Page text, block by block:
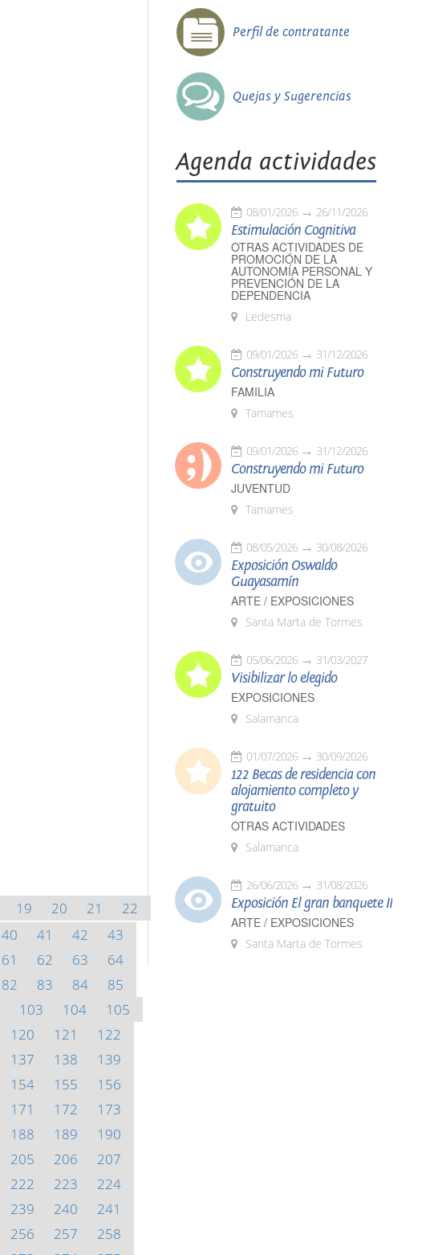
19 20 21
22
40 41 42
43
61 62 63
64
82 83 84
85
103 104
105
120 121
122
137 138
139
154 155
156
171 172
173
188 189
190
205 206
207
222 223
224
239 240
241
256 257
258
Perfil de contratante
Quejas y Sugerencias
Agenda actividades
08/01/2026 26/11/2026
Estimulación Cognitiva
OTRAS ACTIVIDADES DE
PROMOCIÓN DE LA
AUTONOMÍA PERSONAL Y
PREVENCIÓN DE LA
DEPENDENCIA
Ledesma
09/01/2026 31/12/2026
Construyendo mi Futuro
FAMILIA
Tamames
09/01/2026 31/12/2026
Construyendo mi Futuro
JUVENTUD
Tamames
08/05/2026 30/08/2026
Exposición Oswaldo
Guayasamín
ARTE / EXPOSICIONES
Santa Marta de Tormes
05/06/2026 31/03/2027
Visibilizar lo elegido
EXPOSICIONES
Salamanca
01/07/2026 30/09/2026
122 Becas de residencia con
alojamiento completo y
gratuito
OTRAS ACTIVIDADES
Salamanca
26/06/2026 31/08/2026
Exposición El gran banquete II
ARTE / EXPOSICIONES
Santa Marta de Tormes